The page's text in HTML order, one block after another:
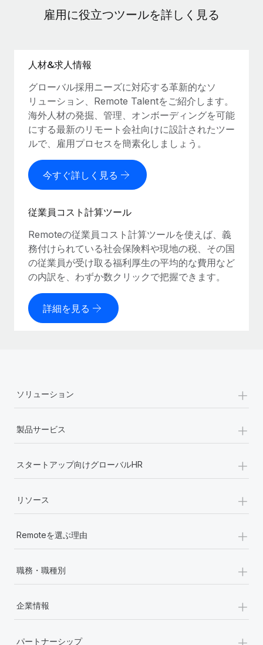
雇用に役立つツールを詳しく見る
人材&求人情報
グローバル採用ニーズに対応する革新的なソ
リューション、Remote Talentをご紹介します。
海外人材の発掘、管理、オンボーディングを可能
にする最新のリモート会社向けに設計されたツー
ルで、雇用プロセスを簡素化しましょう。
今すぐ詳しく見る
従業員コスト計算ツール
Remoteの従業員コスト計算ツールを使えば、義
務付けられている社会保険料や現地の税、その国
の従業員が受け取る福利厚生の平均的な費用など
の内訳を、わずか数クリックで把握できます。
詳細を見る
ソリューション +
製品サービス +
スタートアップ向けグローバルHR +
リソース +
Remoteを選ぶ理由 +
職務・職種別 +
企業情報 +
パートナーシップ